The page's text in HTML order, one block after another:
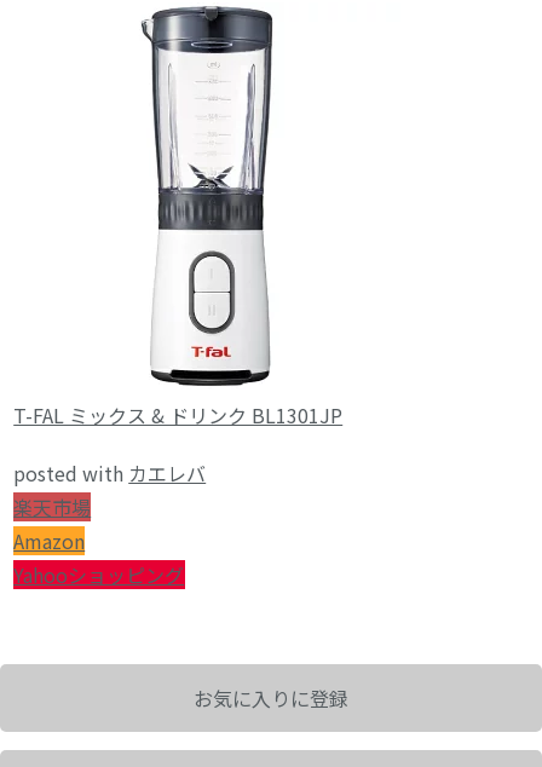
T-FAL ミックス & ドリンク BL1301JP
posted with カエレバ
楽天市場
Amazon
Yahooショッピング
お気に入りに登録